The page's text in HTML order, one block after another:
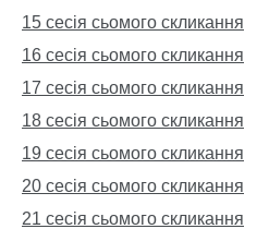
15 сесія сьомого скликання
16 сесія сьомого скликання
17 сесія сьомого скликання
18 сесія сьомого скликання
19 сесія сьомого скликання
20 сесія сьомого скликання
21 сесія сьомого скликання